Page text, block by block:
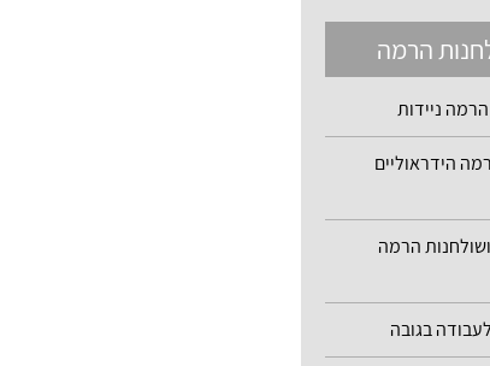
הרמה
ניידות
הידראוליים
הרמה
בגובה